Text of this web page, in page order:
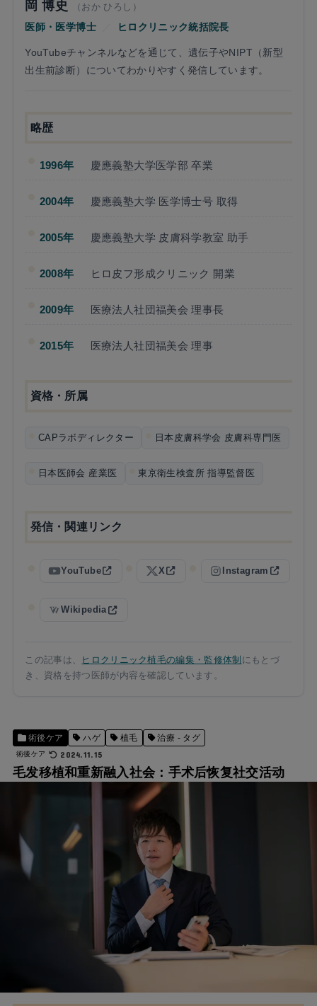
岡 博史 （おか ひろし）
医師・医学博士 ヒロクリニック統括院長
YouTubeチャンネルなどを通じて、遺伝子やNIPT（新型
出生前診断）についてわかりやすく発信しています。
略歴
1996年 慶應義塾大学医学部 卒業
2004年 慶應義塾大学 医学博士号 取得
2005年 慶應義塾大学 皮膚科学教室 助手
2008年 ヒロ皮フ形成クリニック 開業
2009年 医療法人社団福美会 理事長
2015年 医療法人社団福美会 理事
資格・所属
CAPラボディレクター 日本皮膚科学会 皮膚科専門医
日本医師会 産業医 東京衛生検査所 指導監督医
発信・関連リンク
YouTube X Instagram
Wikipedia
この記事は、 ヒロクリニック植毛の編集・監修体制 にもとづ
き、資格を持つ医師が内容を確認しています。
術後ケア ハゲ 植毛 治療 - タグ
術後ケア 2024.11.15
毛发移植和重新融入社会：手术后恢复社交活动